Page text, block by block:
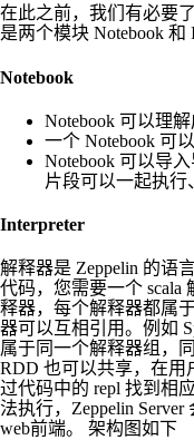
在此之前，我们有必要
是两个模块 Notebook 和
Notebook
Notebook 可以理
一个 Notebook 可
Notebook 可以导
片段可以一起执
Interpreter
解释器是 Zeppelin 的语
代码，您需要一个 scala
释器，每个解释器都属
器可以互相引用。例如
属于同一个解释器组，
RDD 也可以共享，在用
过代码中的 repl 找到相
法执行，Zeppelin Server
web前端。 架构图如下